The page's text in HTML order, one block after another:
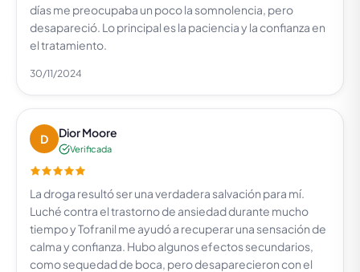
días me preocupaba un poco la somnolencia, pero
desapareció. Lo principal es la paciencia y la confianza en
el tratamiento.
30/11/2024
D Dior Moore
Verificada
La droga resultó ser una verdadera salvación para mí.
Luché contra el trastorno de ansiedad durante mucho
tiempo y Tofranil me ayudó a recuperar una sensación de
calma y confianza. Hubo algunos efectos secundarios,
como sequedad de boca, pero desaparecieron con el